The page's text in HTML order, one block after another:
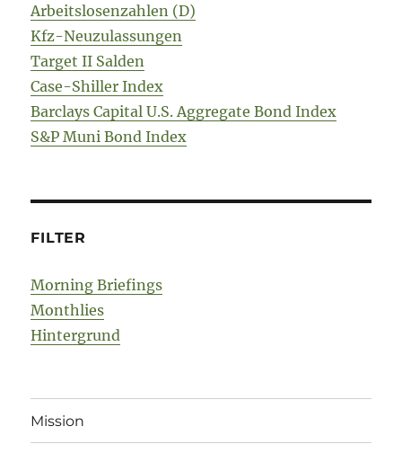
Arbeitslosenzahlen (D)
Kfz-Neuzulassungen
Target II Salden
Case-Shiller Index
Barclays Capital U.S. Aggregate Bond Index
S&P Muni Bond Index
FILTER
Morning Briefings
Monthlies
Hintergrund
Mission